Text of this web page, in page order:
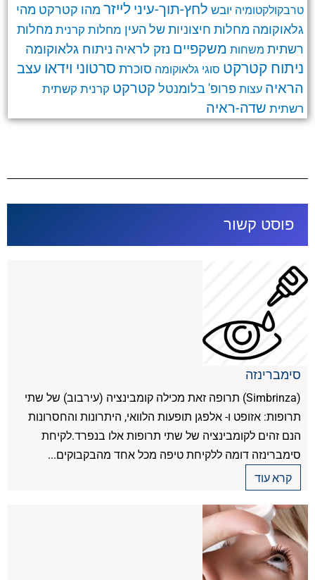
טרבקולקטומיה יובש לחץ-תוך-עיני לייזר מהו קטרקט מהי
גלאוקומה מחלות חיצוניות של העין מחלות קרנית מחלות
רשתית משחות משקפיים נזק לראיה ניתוח גלאוקומה
ניתוח קטרקט סוגי גלאוקומה סוכרת סרטוני וידאו עצב
הראיה עצות פרופ' בלומנטל קטרקט קרנית קשתית
רשתית שדה-ראיה
פוסט קשור
סימברינזה
(Simbrinza) תרופה זאת מכילה קומבינציה (עירבוב) של שתי
תרופות: אזופט ו- אלפגן תופעות הלוואי, היתרונות והחסרונות
הנם זהים לקומבינציה של שתי תרופות אלו בנפרד.לקיחת
סימברינזה דומה ללקיחת טיפה מכל אחד מהבקבוקים...
קרא עוד